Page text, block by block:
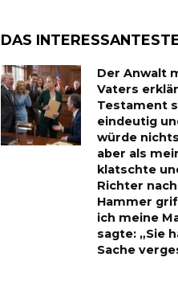
DAS
Der Anwalt
Vaters
Testament
eindeutig
würde
aber als
klatschte
Richter
Hammer
ich meine
sagte: „Sie
Sache